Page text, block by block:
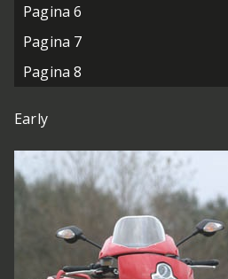
Pagina 6
Pagina 7
Pagina 8
Early